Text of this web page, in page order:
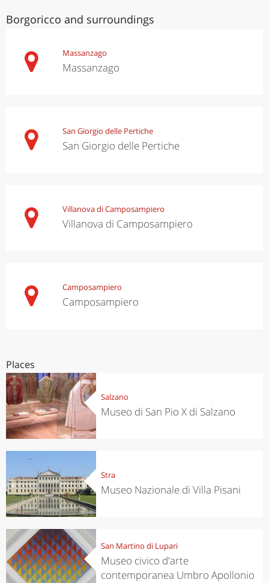
Borgoricco and surroundings
Massanzago
Massanzago
San Giorgio delle Pertiche
San Giorgio delle Pertiche
Villanova di Camposampiero
Villanova di Camposampiero
Camposampiero
Camposampiero
Places
Salzano
Museo di San Pio X di Salzano
Stra
Museo Nazionale di Villa Pisani
San Martino di Lupari
Museo civico d'arte
contemporanea Umbro Apollonio